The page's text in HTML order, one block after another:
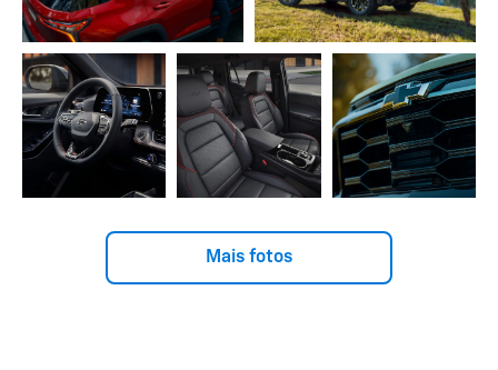
Mais fotos